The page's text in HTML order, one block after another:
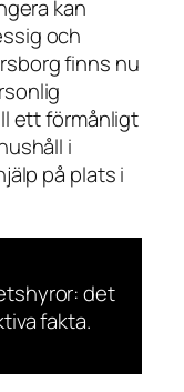
kan
och
finns nu
ett förmånligt
i
på plats i
det
fakta.